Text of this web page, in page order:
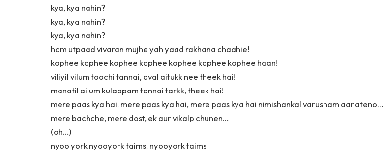
kya, kya nahin?
kya, kya nahin?
kya, kya nahin?
hom utpaad vivaran mujhe yah yaad rakhana chaahie!
kophee kophee kophee kophee kophee kophee kophee haan!
viliyil vilum toochi tannai, aval aitukk nee theek hai!
manatil ailum kulappam tannai tarkk, theek hai!
mere paas kya hai, mere paas kya hai, mere paas kya hai nimishankal varusham aanateno…
mere bachche, mere dost, ek aur vikalp chunen…
(oh…)
nyoo york nyooyork taims, nyooyork taims